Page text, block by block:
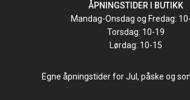
ÅPNINGSTIDER I BUTIKK
Mandag-Onsdag og Fredag:
Torsdag: 10-19
Lørdag: 10-15
Egne åpningstider for Jul, påske og